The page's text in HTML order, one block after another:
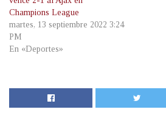
Champions League
martes, 13 septiembre 2022 3:24
PM
En «Deportes»